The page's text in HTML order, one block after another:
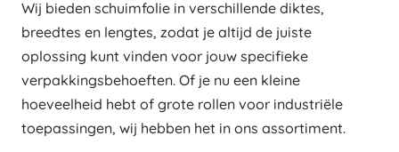
Wij bieden schuimfolie in verschillende diktes,
breedtes en lengtes, zodat je altijd de juiste
oplossing kunt vinden voor jouw specifieke
verpakkingsbehoeften. Of je nu een kleine
hoeveelheid hebt of grote rollen voor industriële
toepassingen, wij hebben het in ons assortiment.